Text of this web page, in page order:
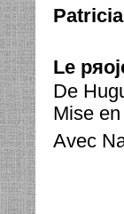
Le
De
Mise
Avec